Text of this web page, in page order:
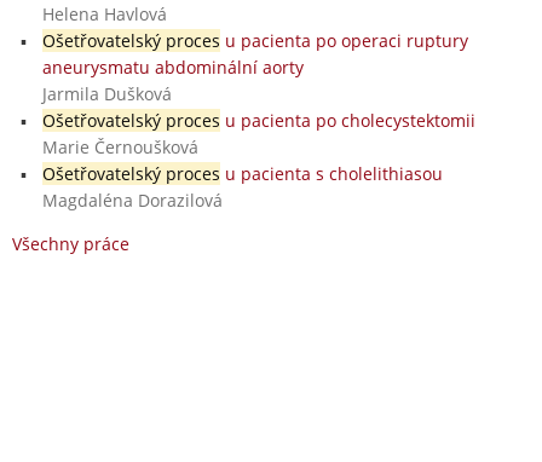
Helena Havlová
Ošetřovatelský proces u pacienta po operaci ruptury
aneurysmatu abdominální aorty
Jarmila Dušková
Ošetřovatelský proces u pacienta po cholecystektomii
Marie Černoušková
Ošetřovatelský proces u pacienta s cholelithiasou
Magdaléna Dorazilová
Všechny práce